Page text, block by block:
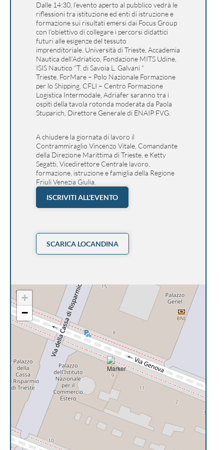
Dalle 14:30, l’evento aperto al pubblico vedrà le
riflessioni tra istituzione ed enti di istruzione e
formazione sui risultati emersi dai Focus Group
con l’obiettivo di collegare i percorsi didattici
futuri alle esigenze del tessuto
imprenditoriale. Università di Trieste, Accademia
Nautica dell’Adriatico, Fondazione MITS Udine,
ISIS Nautico “T. di Savoia L. Galvani “
Trieste, ForMare – Polo Nazionale Formazione
per lo Shipping, CFLI – Centro Formazione
Logistica Intermodale, Adriafer saranno tra i
ospiti della tavola rotonda moderata da Paola
Stuparich, Direttore Generale di ENAIP FVG.
A chiudere la giornata di lavoro il
Contrammiraglio Vincenzo Vitale, Comandante
della Direzione Marittima di Trieste, e Ketty
Segatti, Vicedirettore Centrale lavoro,
formazione, istruzione e famiglia della Regione
Friuli Venezia Giulia.
ISCRIVITI ALL'EVENTO
SCARICA LOCANDINA
+
−